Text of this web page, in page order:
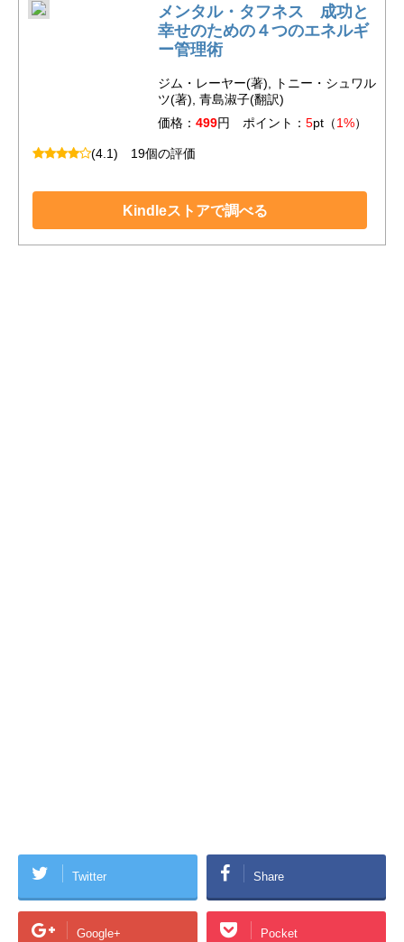
メンタル・タフネス 成功と
幸せのための４つのエネルギ
ー管理術
ジム・レーヤー(著), トニー・シュワル
ツ(著), 青島淑子(翻訳)
価格： 499円 ポイント： 5pt（1%）
(4.1) 19個の評価
Kindleストアで調べる
Twitter Share
Google+ Pocket